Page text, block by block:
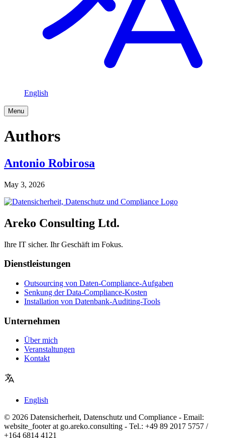
English
Menu
Authors
Antonio Robirosa
May 3, 2026
Areko Consulting Ltd.
Ihre IT sicher. Ihr Geschäft im Fokus.
Dienstleistungen
Outsourcing von Daten-Compliance-Aufgaben
Senkung der Data-Compliance-Kosten
Installation von Datenbank-Auditing-Tools
Unternehmen
Über mich
Veranstaltungen
Kontakt
English
© 2026 Datensicherheit, Datenschutz und Compliance - Email:
website_footer at go.areko.consulting - Tel.: +49 89 2017 5757 /
+164 6814 4121